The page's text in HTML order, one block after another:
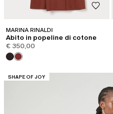
MARINA RINALDI
Abito in popeline di cotone
€ 350,00
CATEGORIA:
SHAPE OF JOY